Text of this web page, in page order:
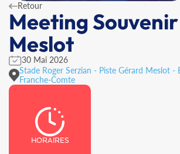
Retour
Meeting
Meslot
30 Mai 2026
Stade Roger Serzian - Piste Gérard Meslot
Franche-Comte
HORAIRES